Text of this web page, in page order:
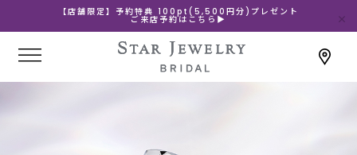
【店舗限定】予約特典 100pt(5,500円分)プレゼント
ご来店予約はこちら▶